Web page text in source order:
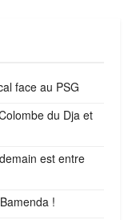
face au PSG
du Dja et
est entre
!